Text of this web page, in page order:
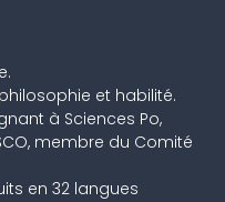
et habilité.
à Sciences Po,
membre du Comité
en 32 langues